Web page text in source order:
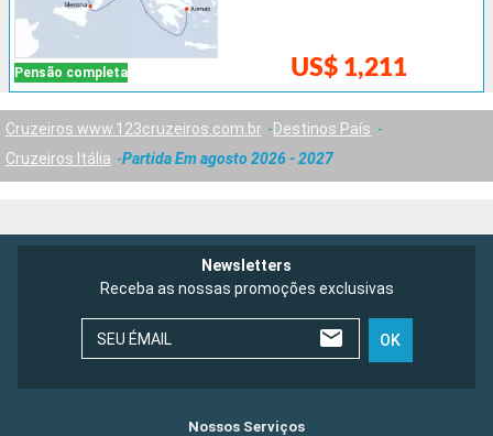
Pensão completa US$ 1,211
Cruzeiros www.123cruzeiros.com.br
Destinos País
Cruzeiros Itália
Partida Em agosto 2026 - 2027
Newsletters
Receba as nossas promoções exclusivas
SEU ÉMAIL OK
Nossos Serviços